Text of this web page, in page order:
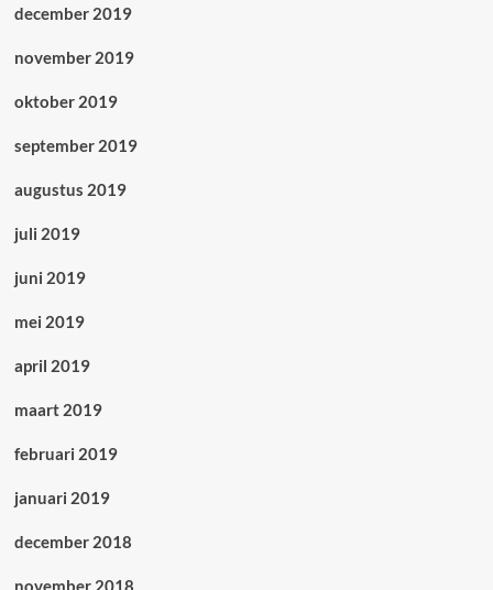
december 2019
november 2019
oktober 2019
september 2019
augustus 2019
juli 2019
juni 2019
mei 2019
april 2019
maart 2019
februari 2019
januari 2019
december 2018
november 2018